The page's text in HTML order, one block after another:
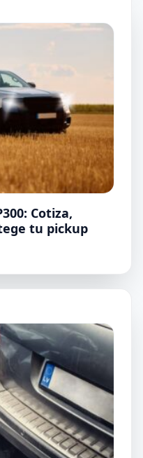
Cotiza,
tu pickup